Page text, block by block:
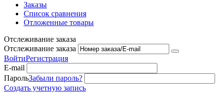
Заказы
Список сравнения
Отложенные товары
Отслеживание заказа
Отслеживание заказа
ВойтиРегистрация
E-mail
ПарольЗабыли пароль?
Создать учетную запись